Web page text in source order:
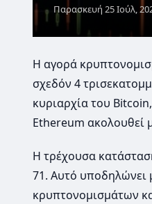
Παρασκευή 25 Ιούλ,
Η αγορά
σχεδόν 4
κυριαρχία του
Ethereum ακολουθεί
Η τρέχουσα
71. Αυτό υποδηλώνει
κρυπτονομισμάτων